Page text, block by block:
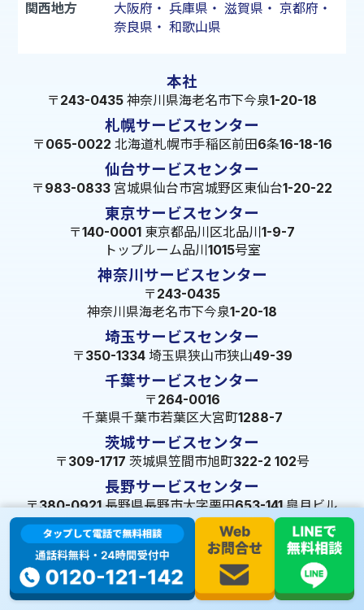
関西地方 大阪府 ・ 兵庫県 ・ 滋賀県 ・ 京都府 ・
奈良県 ・ 和歌山県
本社
〒243-0435 神奈川県海老名市下今泉1-20-18
札幌サービスセンター
〒065-0022 北海道札幌市手稲区前田6条16-18-16
仙台サービスセンター
〒983-0833 宮城県仙台市宮城野区東仙台1-20-22
東京サービスセンター
〒140-0001 東京都品川区北品川1-9-7
トップルーム品川1015号室
神奈川サービスセンター
〒243-0435
神奈川県海老名市下今泉1-20-18
埼玉サービスセンター
〒350-1334 埼玉県狭山市狭山49-39
千葉サービスセンター
〒264-0016
千葉県千葉市若葉区大宮町1288-7
茨城サービスセンター
〒309-1717 茨城県笠間市旭町322-2 102号
長野サービスセンター
〒380-0921 長野県長野市大字栗田653-141 皐月ビル
名古屋サービスセンター
〒455-0014 名古屋市港区港楽3-13-22
静岡サービスセンター
〒422-8034 静岡県駿河区高松2-5-10